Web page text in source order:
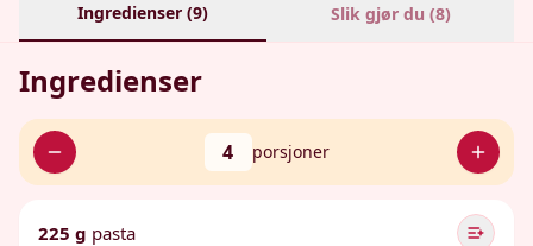
Ingredienser (9) Slik gjør du (8)
Ingredienser
4 porsjoner
225 g pasta